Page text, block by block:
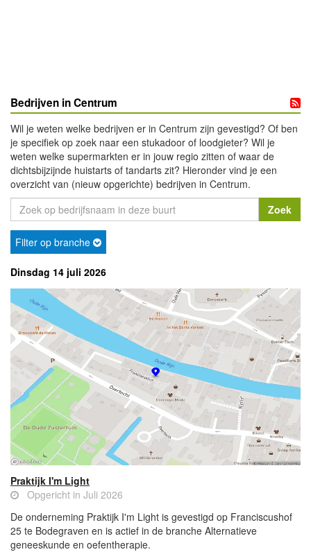
Bedrijven in Centrum
Wil je weten welke bedrijven er in Centrum zijn gevestigd? Of ben
je specifiek op zoek naar een stukadoor of loodgieter? Wil je
weten welke supermarkten er in jouw regio zitten of waar de
dichtsbijzijnde huistarts of tandarts zit? Hieronder vind je een
overzicht van (nieuw opgerichte) bedrijven in Centrum.
Filter op branche
Dinsdag 14 juli 2026
Praktijk I'm Light
Opgericht in Juli 2026
De onderneming Praktijk I'm Light is gevestigd op Franciscushof
25 te Bodegraven en is actief in de branche Alternatieve
geneeskunde en oefentherapie.